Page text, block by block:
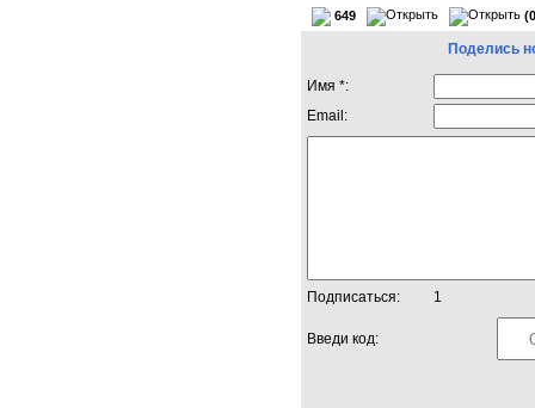
649
Поделись
Имя *:
Email:
Подписаться: 1
Введи код: